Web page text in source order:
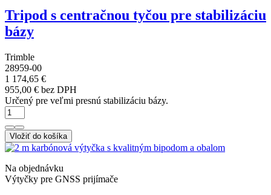
Tripod s centračnou tyčou pre stabilizáciu
bázy
Trimble
28959-00
1 174,65 €
955,00 € bez DPH
Určený pre veľmi presnú stabilizáciu bázy.
Vložiť do košíka
Na objednávku
Výtyčky pre GNSS prijímače